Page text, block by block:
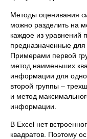
Методы оценивания
можно разделить на
каждое из уравнений
предназначенные для
Примерами первой
метод наименьших
информации для
второй группы –
и метод
информации.
В Excel нет
квадратов. Поэтому